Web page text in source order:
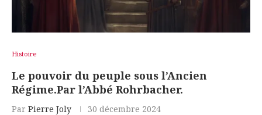
Histoire
Le pouvoir du peuple sous l’Ancien
Régime.Par l’Abbé Rohrbacher.
Par Pierre Joly 30 décembre 2024